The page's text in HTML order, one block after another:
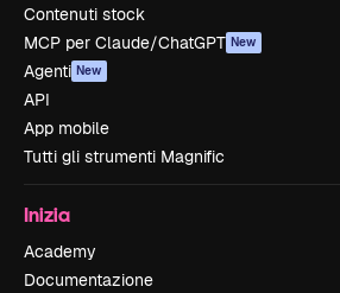
Contenuti stock
MCP per Claude/ChatGPT New
Agenti New
API
App mobile
Tutti gli strumenti Magnific
Inizia
Academy
Documentazione